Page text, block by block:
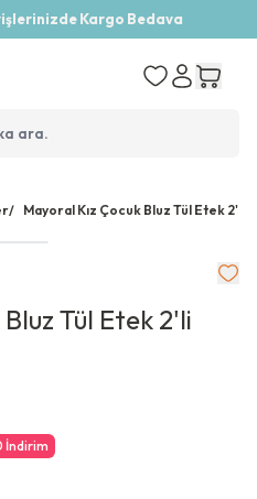
Kargo Bedava
/ Mayoral Kız Çocuk Bluz Tül Etek 2'li
Tül Etek 2'li
İndirim